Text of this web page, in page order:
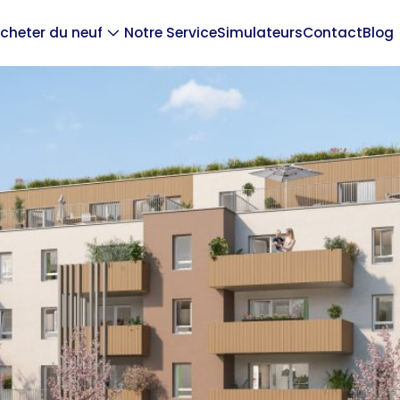
du neuf Notre ServiceSimulateursContactBlog